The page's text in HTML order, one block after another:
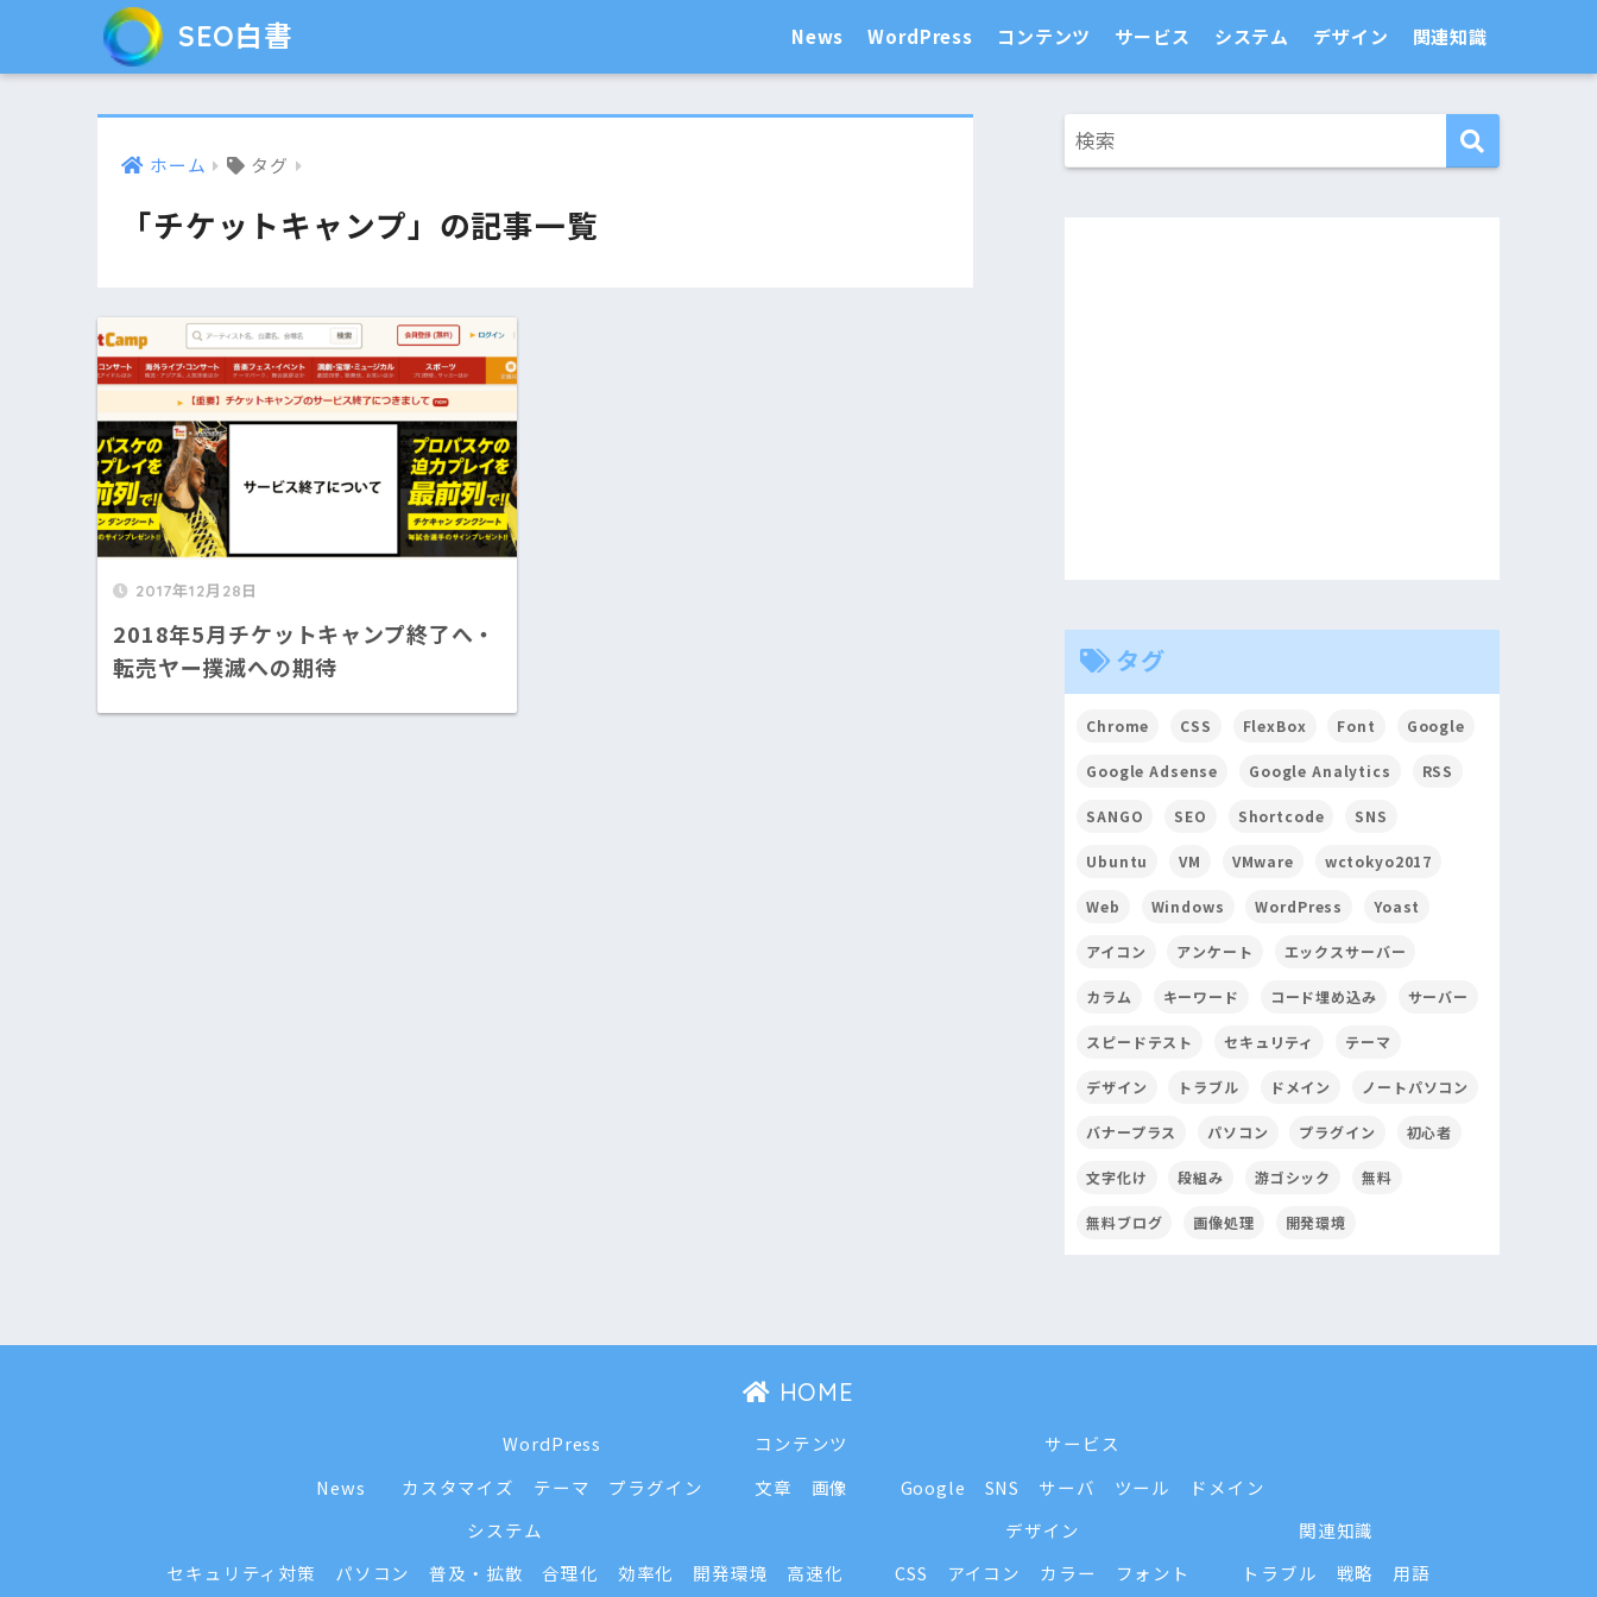
SEO白書 News WordPress コンテンツ サービス システム デザイン 関連知識
ホーム タグ
「チケットキャンプ」の記事一覧
2017年12月28日
2018年5月チケットキャンプ終了へ・
転売ヤー撲滅への期待
タグ
Chrome CSS FlexBox Font Google
Google Adsense Google Analytics RSS
SANGO SEO Shortcode SNS
Ubuntu VM VMware wctokyo2017
Web Windows WordPress Yoast
アイコン アンケート エックスサーバー
カラム キーワード コード埋め込み サーバー
スピードテスト セキュリティ テーマ
デザイン トラブル ドメイン ノートパソコン
バナープラス パソコン プラグイン 初心者
文字化け 段組み 游ゴシック 無料
無料ブログ 画像処理 開発環境
HOME
News
WordPress
カスタマイズ
テーマ プラグイン
コンテンツ
文章
画像
サービス
Google
SNS サーバ ツール
ドメイン
システム
セキュリティ対策
パソコン 普及・拡散 合理化 効率化 開発環境 高速化
デザイン
CSS
アイコン カラー フォント
関連知識
トラブル
戦略 用語